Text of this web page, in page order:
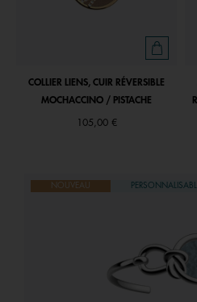
COLLIER LIENS, CUIR RÉVERSIBLE
MOCHACCINO / PISTACHE
105,00 €
NOUVEAU